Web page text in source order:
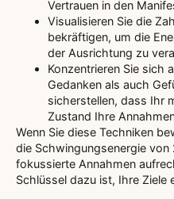
Vertrauen in den
Visualisieren Sie die
bekräftigen, um die
der Ausrichtung zu
Konzentrieren Sie sich
Gedanken als auch
sicherstellen, dass Ihr
Zustand Ihre
Wenn Sie diese Techniken
die Schwingungsenergie
fokussierte Annahmen
Schlüssel dazu ist, Ihre Ziele